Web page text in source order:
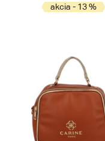
akcia - 13 %